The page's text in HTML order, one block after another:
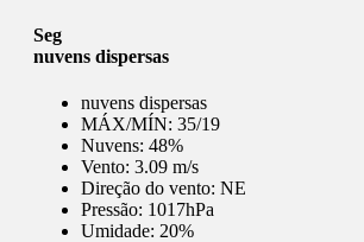
Seg
nuvens dispersas
nuvens dispersas
MÁX/MÍN: 35/19
Nuvens: 48%
Vento: 3.09 m/s
Direção do vento: NE
Pressão: 1017hPa
Umidade: 20%